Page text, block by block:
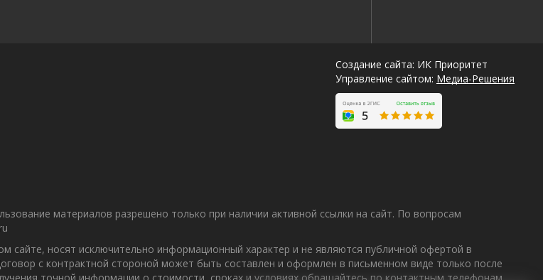
Создание сайта: ИК Приоритет
Управление сайтом: Медиа-Решения
материалов разрешено только при наличии активной ссылки на сайт. По вопросам
сайте, носят исключительно информационный характер и не являются публичной офертой в
с контрактной стороной может быть составлен и оформлен в письменном виде только после
Лучшие